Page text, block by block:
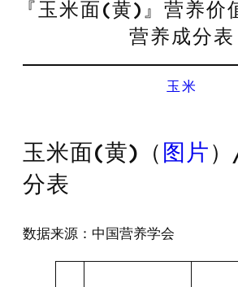
『玉米面(黄)』营养
营养成分表
玉米
玉米面(黄)（ 图片
分表
数据来源：中国营养学会